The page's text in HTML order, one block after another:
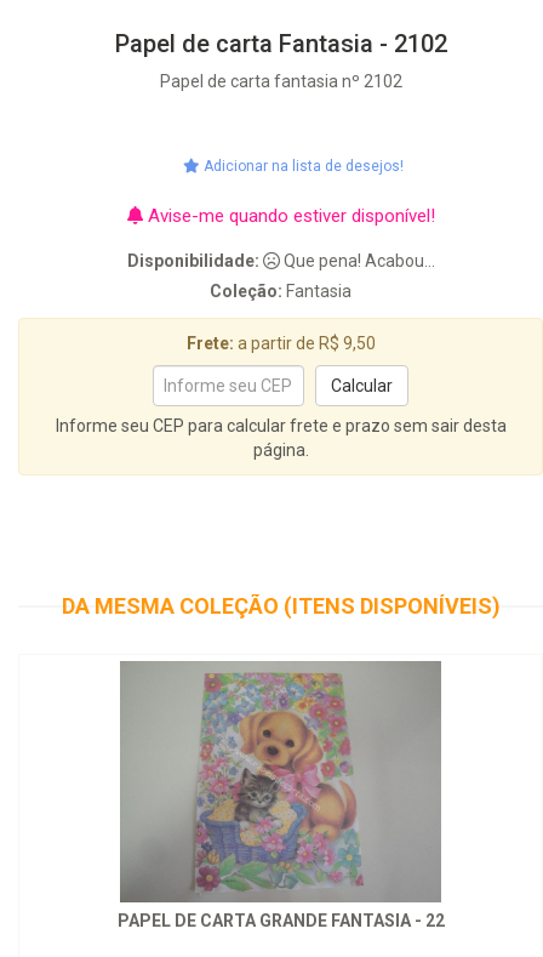
Papel de carta Fantasia - 2102
Papel de carta fantasia nº 2102
Adicionar na lista de desejos!
Avise-me quando estiver disponível!
Disponibilidade:
Que pena! Acabou...
Coleção: Fantasia
Frete: a partir de R$ 9,50
Informe seu CEP para calcular frete e prazo sem sair desta
página.
DA MESMA COLEÇÃO (ITENS DISPONÍVEIS)
PAPEL DE CARTA GRANDE FANTASIA - 22